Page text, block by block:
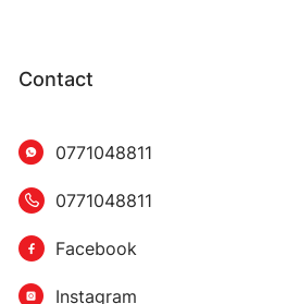
Contact
0771048811
0771048811
Facebook
Instagram